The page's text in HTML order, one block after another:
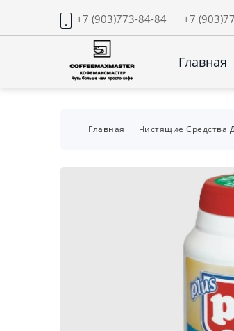
+7 (903)773-84-84 +7
Главная
Главная Чистящие Средства